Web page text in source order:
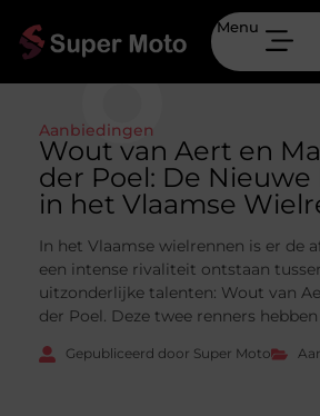
Menu
Aanbiedingen
Wout van Aert en
der Poel: De Nieuwe
in het Vlaamse
In het Vlaamse wielrennen is er de
een intense rivaliteit ontstaan
uitzonderlijke talenten: Wout van
der Poel. Deze twee renners
Gepubliceerd door Super Moto